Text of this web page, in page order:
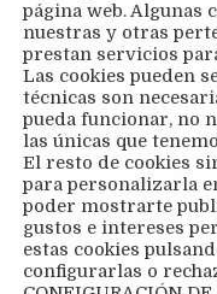
fundador y CEO de
página web. Algunas
nuestras y otras
prestan servicios
Las cookies pueden
técnicas son
pueda funcionar, no
las únicas que
El resto de cookies
para personalizarla
poder mostrarte
gustos e intereses
estas cookies
configurarlas o